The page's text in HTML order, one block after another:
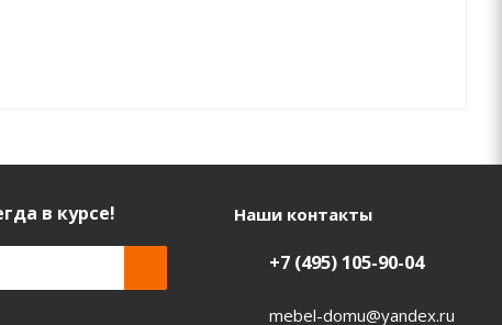
в курсе! Наши контакты
+7 (495) 105-90-04
mebel-domu@yandex.ru